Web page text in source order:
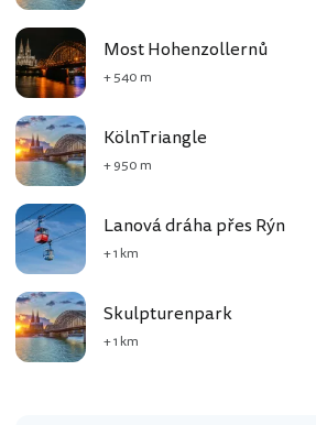
Most Hohenzollernů
+ 540 m
KölnTriangle
+ 950 m
Lanová dráha přes Rýn
+ 1 km
Skulpturenpark
+ 1 km